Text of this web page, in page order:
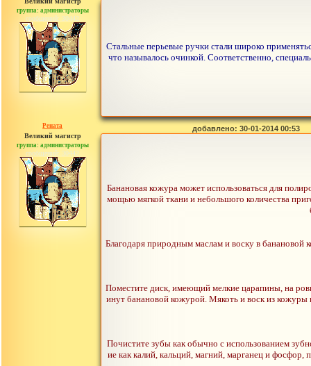
группа: администраторы
сообщений: 30442
Стальные перьевые ручки стали широко
что называлось очинкой. Соответственно,
Рената
Великий магистр
группа: администраторы
сообщений: 30442
добавлено: 30-01-2014 00:53
Банановая кожура может использоваться для
мощью мягкой ткани и небольшого количества
Благодаря природным маслам и воску в банановой
Поместите диск, имеющий мелкие царапины, на
инут банановой кожурой. Мякоть и воск из кожуры
Почистите зубы как обычно с использованием
ие как калий, кальций, магний, марганец и